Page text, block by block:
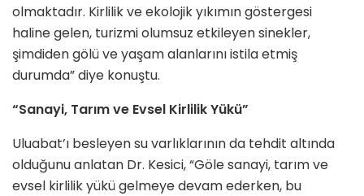
olmaktadır. Kirlilik ve ekolojik yıkımın göstergesi
haline gelen, turizmi olumsuz etkileyen sinekler,
şimdiden gölü ve yaşam alanlarını istila etmiş
durumda” diye konuştu.
“Sanayi, Tarım ve Evsel Kirlilik Yükü”
Uluabat’ı besleyen su varlıklarının da tehdit altında
olduğunu anlatan Dr. Kesici, “Göle sanayi, tarım ve
evsel kirlilik yükü gelmeye devam ederken, bu